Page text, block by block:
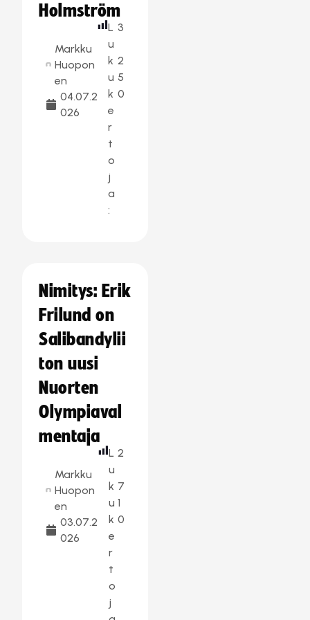
Holmström
Markku
Huopon
en
04.07.2
026
L
u
k
u
k
e
r
t
o
j
a
:
3
2
5
0
Nimitys: Erik
Frilund on
Salibandylii
ton uusi
Nuorten
Olympiaval
mentaja
Markku
Huopon
en
03.07.2
026
L
u
k
u
k
e
r
t
o
j
2
7
1
0